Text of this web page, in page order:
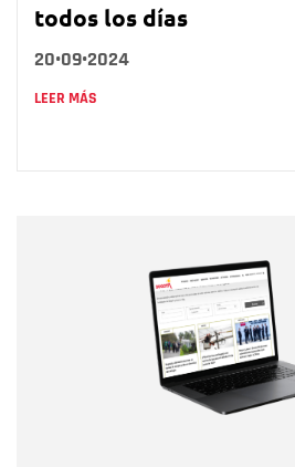
todos los días
20•09•2024
LEER MÁS
Correo electrónico
Tipo de comentario